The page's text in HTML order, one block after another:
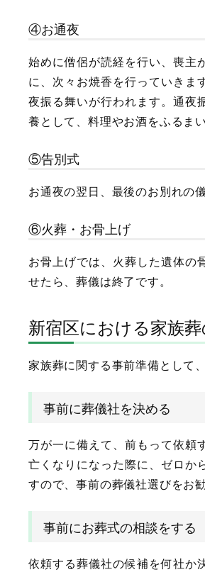
④お通夜
始めに僧侶が読経を行い、喪主
に、次々お焼香を行っていきま
夜振る舞いが行われます。通夜
養として、料理やお酒をふるまい
⑤告別式
お通夜の翌日、最後のお別れの儀
⑥火葬・お骨上げ
お骨上げでは、火葬した遺体の
せたら、葬儀は終了です。
新宿区における家族
家族葬に関する事前準備として
事前に葬儀社を決める
万が一に備えて、前もって依頼
亡くなりになった際に、ゼロか
すので、事前の葬儀社選びをお
事前にお葬式の相談をする
依頼する葬儀社の候補を何社か